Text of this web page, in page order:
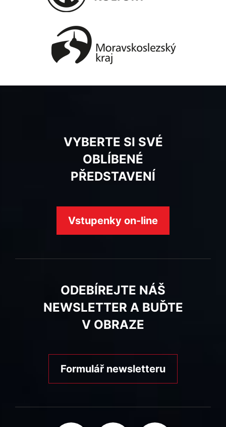
VYBERTE SI SVÉ
OBLÍBENÉ
PŘEDSTAVENÍ
Vstupenky on-line
ODEBÍREJTE NÁŠ
NEWSLETTER A BUĎTE
V OBRAZE
Formulář newsletteru